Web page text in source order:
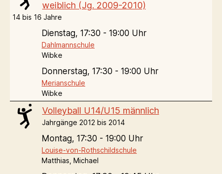
weiblich (Jg. 2009-2010)
14 bis 16 Jahre
Dienstag, 17:30 - 19:00 Uhr
Dahlmannschule
Wibke
Donnerstag, 17:30 - 19:00 Uhr
Merianschule
Wibke
Volleyball U14/U15 männlich
Jahrgänge 2012 bis 2014
Montag, 17:30 - 19:00 Uhr
Louise-von-Rothschildschule
Matthias, Michael